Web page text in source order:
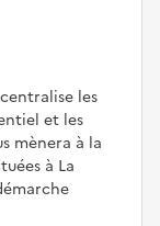
les
et les
mènera à la
à La